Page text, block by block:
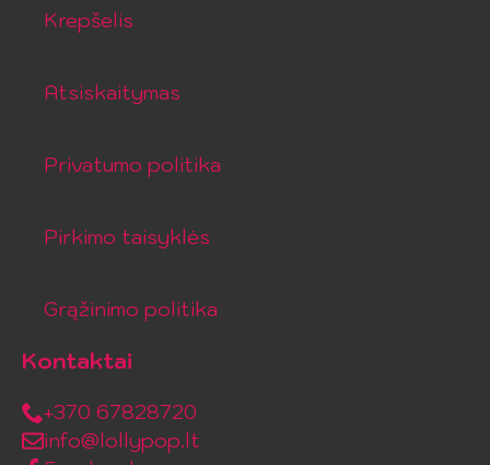
Krepšelis
Atsiskaitymas
Privatumo politika
Pirkimo taisyklės
Grąžinimo politika
Kontaktai
+370 67828720
info@lollypop.lt